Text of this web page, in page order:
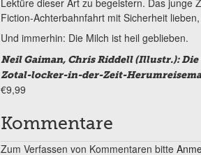
Fiction-Achterbahnfahrt mit Sicherheit
Und immerhin: Die Milch ist heil geblieben.
Neil Gaiman, Chris Riddell (Illustr.):
Zotal-locker-in-der-Zeit-
€9,99
Kommentare
Zum Verfassen von Kommentaren bitte